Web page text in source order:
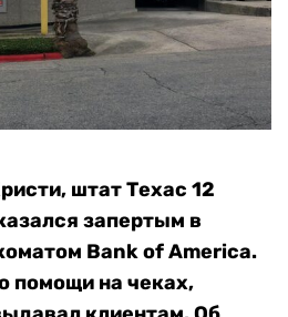
штат Техас 12
запертым в
Bank of America.
помощи на чеках,